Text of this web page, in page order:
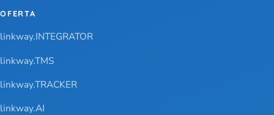
OFERTA
linkway.INTEGRATOR
linkway.TMS
linkway.TRACKER
linkway.AI